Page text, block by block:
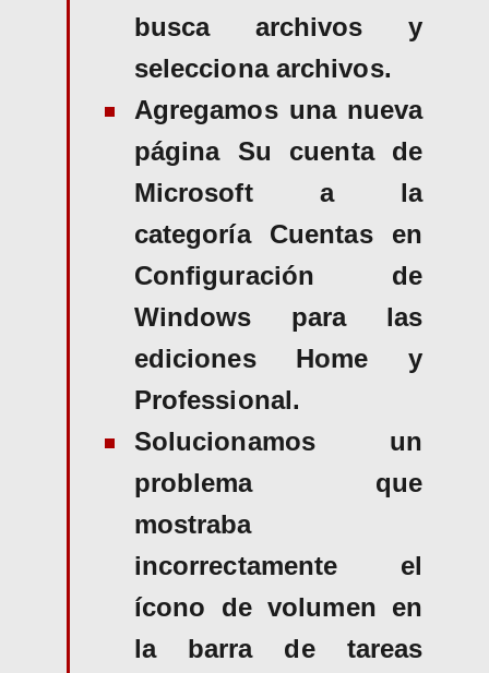
busca archivos y
selecciona archivos.
Agregamos una nueva
página Su cuenta de
Microsoft a la
categoría Cuentas en
Configuración de
Windows para las
ediciones Home y
Professional.
Solucionamos un
problema que
mostraba
incorrectamente el
ícono de volumen en
la barra de tareas